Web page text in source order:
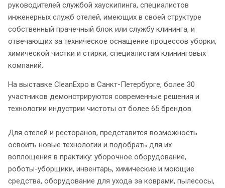
руководителей службой хаускипинга, специалистов
инженерных служб отелей, имеющих в своей структуре
собственный прачечный блок или службу клининга, и
отвечающих за техническое оснащение процессов уборки,
химической чистки и стирки, специалистам клининговых
компаний.
На выставке CleanExpo в Санкт-Петербурге, более 30
участников демонстрируются современные решения и
технологии индустрии чистоты от более 65 брендов.
Для отелей и ресторанов, представится возможность
освоить новые технологии и подобрать для их
воплощения в практику: уборочное оборудование,
роботы-уборщики, инвентарь, химические и моющие
средства, оборудование для ухода за коврами, пылесосы,